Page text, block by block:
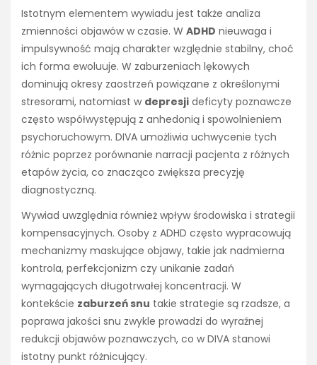
Istotnym elementem wywiadu jest także analiza
zmienności objawów w czasie. W ADHD nieuwaga i
impulsywność mają charakter względnie stabilny, choć
ich forma ewoluuje. W zaburzeniach lękowych
dominują okresy zaostrzeń powiązane z określonymi
stresorami, natomiast w depresji deficyty poznawcze
często współwystępują z anhedonią i spowolnieniem
psychoruchowym. DIVA umożliwia uchwycenie tych
różnic poprzez porównanie narracji pacjenta z różnych
etapów życia, co znacząco zwiększa precyzję
diagnostyczną.
Wywiad uwzględnia również wpływ środowiska i strategii
kompensacyjnych. Osoby z ADHD często wypracowują
mechanizmy maskujące objawy, takie jak nadmierna
kontrola, perfekcjonizm czy unikanie zadań
wymagających długotrwałej koncentracji. W
kontekście zaburzeń snu takie strategie są rzadsze, a
poprawa jakości snu zwykle prowadzi do wyraźnej
redukcji objawów poznawczych, co w DIVA stanowi
istotny punkt różnicujący.